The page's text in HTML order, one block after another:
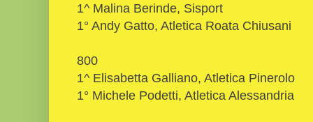
1^ Malina Berinde, Sisport
1° Andy Gatto, Atletica Roata Chiusani
800
1^ Elisabetta Galliano, Atletica Pinerolo
1° Michele Podetti, Atletica Alessandria